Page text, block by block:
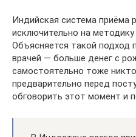
Индийская система приёма
исключительно на методику
Объясняется такой подход
врачей — больше денег с
самостоятельно тоже
предварительно перед
обговорить этот момент и